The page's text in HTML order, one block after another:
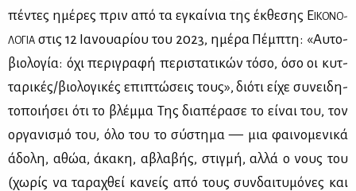
πέ­ντες ημέ­ρες πριν από τα εγκαί­νια της έκ­θε­σης Ε ΙΚΟ­ΝΟ­
ΛΟ­ΓΙΑ στις 12 Ια­νουα­ρί­ου του 2023, ημέ­ρα Πέμ­πτη: «Αυ­το­
βιο­λο­γία: όχι πε­ρι­γρα­φή πε­ρι­στα­τι­κών τό­σο, όσο οι κυτ­
τα­ρι­κές/βιο­λο­γι­κές επι­πτώ­σεις τους», διό­τι εί­χε συ­νει­δη­
το­ποι­ή­σει ότι το βλέμ­μα Της δια­πέ­ρα­σε το εί­ναι του, τον
ορ­γα­νι­σμό του, όλο του το σύ­στη­μα — μια φαι­νο­με­νι­κά
άδο­λη, αθώα, άκα­κη, αβλα­βής, στιγ­μή, αλ­λά ο νους του
(χω­ρίς να τα­ρα­χθεί κα­νείς από τους συν­δαι­τυ­μό­νες και